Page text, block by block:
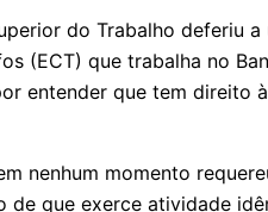
do Trabalho deferiu
(ECT) que trabalha no
entender que tem direito
nenhum momento
de que exerce atividade